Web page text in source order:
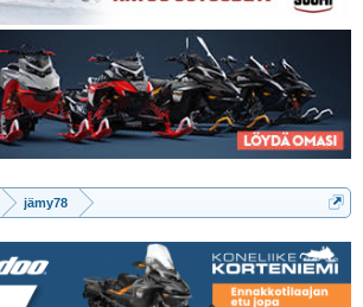
jämy78